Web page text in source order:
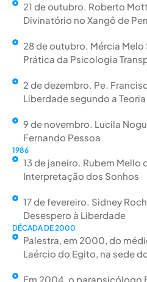
21 de outubro. Roberto
Divinatório no Xangô de
28 de outubro. Mércia
Prática da Psicologia
2 de dezembro. Pe.
Liberdade segundo a
9 de novembro. Lucila
Fernando Pessoa
1986
13 de janeiro. Rubem Mello
Interpretação dos Sonhos
17 de fevereiro. Sidney
Desespero à Liberdade
DÉCADA DE 2000
Palestra, em 2000, do
Laércio do Egito, na sede
Em 2004, o parapsicólogo